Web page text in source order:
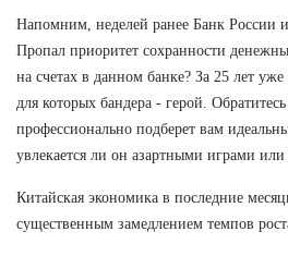
Напомним, неделей ранее Банк России
Пропал приоритет сохранности
на счетах в данном банке? За 25 лет
для которых бандера - герой.
профессионально подберет вам
увлекается ли он азартными играми
Китайская экономика в последние
существенным замедлением темпов